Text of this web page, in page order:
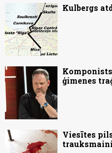
Kulbergs
ģimenes
Viesītes